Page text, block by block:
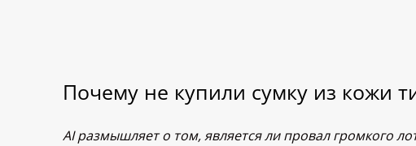
Почему не купили сумку из кожи
AI размышляет о том, является ли провал громкого